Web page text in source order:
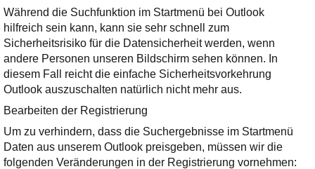
Während die Suchfunktion im Startmenü bei Outlook
hilfreich sein kann, kann sie sehr schnell zum
Sicherheitsrisiko für die Datensicherheit werden, wenn
andere Personen unseren Bildschirm sehen können. In
diesem Fall reicht die einfache Sicherheitsvorkehrung
Outlook auszuschalten natürlich nicht mehr aus.
Bearbeiten der Registrierung
Um zu verhindern, dass die Suchergebnisse im Startmenü
Daten aus unserem Outlook preisgeben, müssen wir die
folgenden Veränderungen in der Registrierung vornehmen:
E-Mail
E-Mail bestätigen